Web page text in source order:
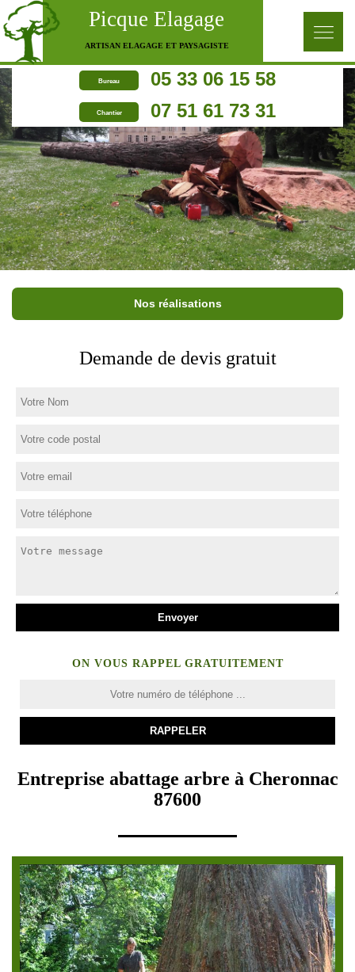
Picque Elagage
ARTISAN ELAGAGE ET PAYSAGISTE
Bureau 05 33 06 15 58
Chantier 07 51 61 73 31
Nos réalisations
Demande de devis gratuit
ON VOUS RAPPEL GRATUITEMENT
Entreprise abattage arbre à Cheronnac
87600